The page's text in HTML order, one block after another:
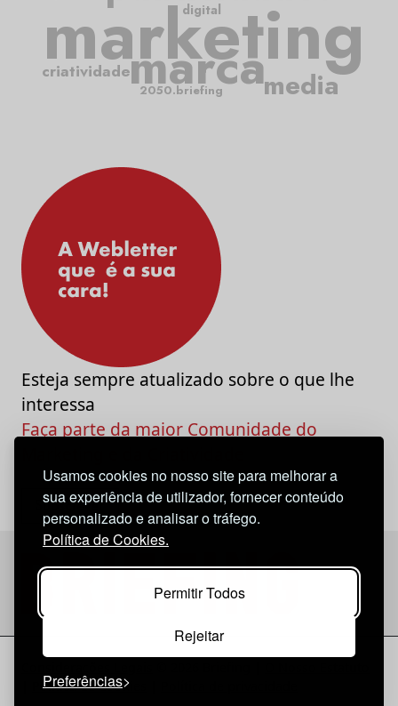
Usamos cookies no nosso site para melhorar a
sua experiência de utilizador, fornecer conteúdo
personalizado e analisar o tráfego.
Política de Cookies.
Permitir Todos
Rejeitar
Preferências
marketing
marca
criatividade media
digital
2050.briefing
Esteja sempre atualizado sobre o que lhe
interessa
Faça parte da maior Comunidade do
Política de Cookies